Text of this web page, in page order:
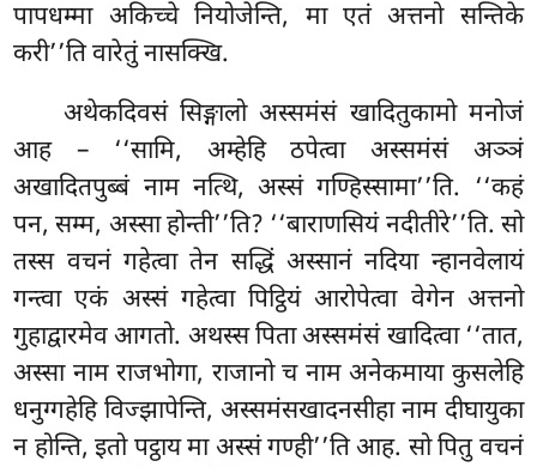
पापधम्मा अकिच्चे नियोजेन्ति, मा एतं अत्तनो सन्तिके
करी’’ति वारेतुं नासक्खि.
अथेकदिवसं सिङ्गालो अस्समंसं खादितुकामो मनोजं
आह – ‘‘सामि, अम्हेहि ठपेत्वा अस्समंसं अञ्ञं
अखादितपुब्बं नाम नत्थि, अस्सं गण्हिस्सामा’’ति. ‘‘कहं
पन, सम्म, अस्सा होन्ती’’ति? ‘‘बाराणसियं नदीतीरे’’ति. सो
तस्स वचनं गहेत्वा तेन सद्धिं अस्सानं नदिया न्हानवेलायं
गन्त्वा एकं अस्सं गहेत्वा पिट्ठियं आरोपेत्वा वेगेन अत्तनो
गुहाद्वारमेव आगतो. अथस्स पिता अस्समंसं खादित्वा ‘‘तात,
अस्सा नाम राजभोगा, राजानो च नाम अनेकमाया कुसलेहि
धनुग्गहेहि विज्झापेन्ति, अस्समंसखादनसीहा नाम दीघायुका
न होन्ति, इतो पट्ठाय मा अस्सं गण्ही’’ति आह. सो पितु वचनं